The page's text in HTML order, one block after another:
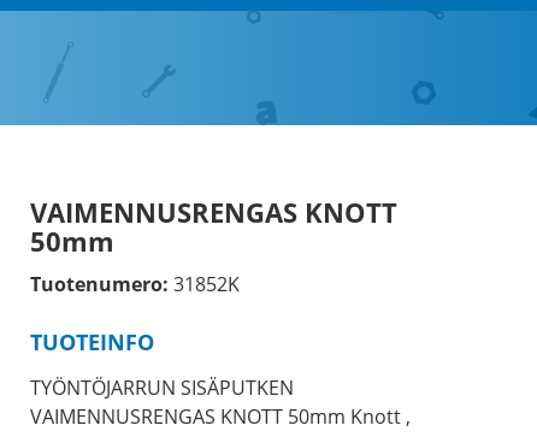
VAIMENNUSRENGAS KNOTT
50mm
Tuotenumero: 31852K
TUOTEINFO
TYÖNTÖJARRUN SISÄPUTKEN
VAIMENNUSRENGAS KNOTT 50mm Knott ,